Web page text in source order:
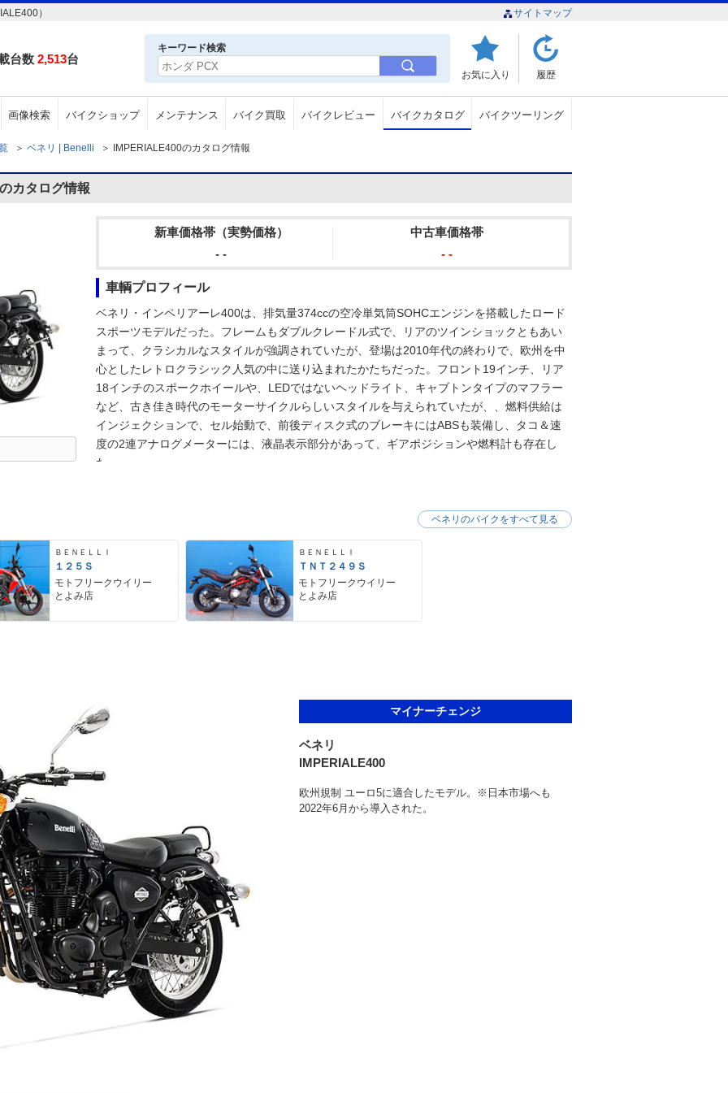
） サイトマップ
台数 2,513台
キーワード検索
お気に入り 履歴
画像検索 バイクショップ メンテナンス バイク買取 バイクレビュー バイクカタログ バイクツーリング
＞ ベネリ | Benelli ＞ IMPERIALE400のカタログ情報
カタログ情報
新車価格帯（実勢価格）
- -
中古車価格帯
- -
車輌プロフィール
ベネリ・インペリアーレ400は、排気量374ccの空冷単気筒SOHCエンジンを搭載したロード
スポーツモデルだった。フレームもダブルクレードル式で、リアのツインショックともあい
まって、クラシカルなスタイルが強調されていたが、登場は2010年代の終わりで、欧州を中
心としたレトロクラシック人気の中に送り込まれたかたちだった。フロント19インチ、リア
18インチのスポークホイールや、LEDではないヘッドライト、キャブトンタイプのマフラー
など、古き佳き時代のモーターサイクルらしいスタイルを与えられていたが、、燃料供給は
インジェクションで、セル始動で、前後ディスク式のブレーキにはABSも装備し、タコ＆速
度の2連アナログメーターには、液晶表示部分があって、ギアポジションや燃料計も存在し
た。
ＢＥＮＥＬＬＩ
１２５Ｓ
モトフリークウイリー
とよみ店
ＢＥＮＥＬＬＩ
ＴＮＴ２４９Ｓ
モトフリークウイリー
とよみ店
ベネリのバイクをすべて見る
マイナーチェンジ
ベネリ
IMPERIALE400
欧州規制 ユーロ5に適合したモデル。※日本市場へも
2022年6月から導入された。